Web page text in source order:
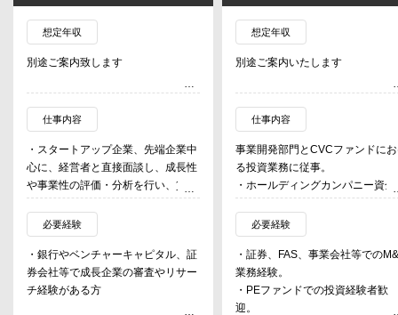
想定年収
別途ご案内致します
仕事内容
・スタートアップ企業、先端企業中
心に、経営者と直接面談し、成長性
や事業性の評価・分析を行い、貸出
等の与信採上の審査・判断から、モ
ニタリングまで実施。
必要経験
・銀行やベンチャーキャピタル、証
券会社等で成長企業の審査やリサー
チ経験がある方
想定年収
別途ご案内いたします
仕事内容
事業開発部門とCVCファンドに
る投資業務に従事。
・ホールディングカンパニー資金
よる国内外の企業への投資業務。
・CVCファンドからの国内外レ
ーステージのスタートアップに対
るグロース投資業務。
・同ファンド資金から国内外のフ
ンドへのLP投資業務。
必要経験
・証券、FAS、事業会社等での
業務経験。
・PEファンドでの投資経験者歓
迎。